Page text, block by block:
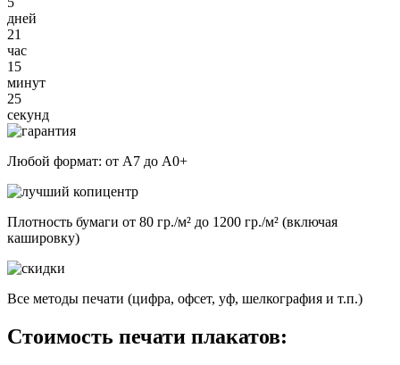
дней
21
час
15
минут
25
секунд
Любой формат: от А7 до А0+
Плотность бумаги от 80 гр./м² до 1200 гр./м² (включая
кашировку)
Все методы печати (цифра, офсет, уф, шелкография и т.п.)
Стоимость печати плакатов: